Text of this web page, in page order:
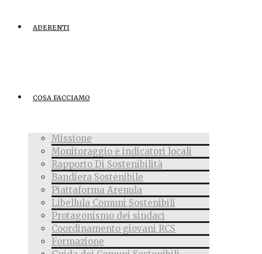
ADERENTI
COSA FACCIAMO
Missione
Monitoraggio e indicatori locali
Rapporto Di Sostenibilità
Bandiera Sostenibile
Piattaforma Arenula
Libellula Comuni Sostenibili
Protagonismo dei sindaci
Coordinamento giovani RCS
Formazione